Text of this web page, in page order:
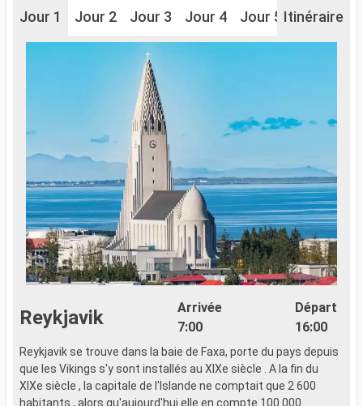
Jour 1 Jour 2 Jour 3 Jour 4 Jour 5 Jour 6
Itinéraire
Reykjavik
Arrivée
7:00
Départ
16:00
Reykjavik se trouve dans la baie de Faxa, porte du pays depuis
que les Vikings s'y sont installés au XIXe siècle . A la fin du
XIXe siècle , la capitale de l'Islande ne comptait que 2 600
habitants , alors qu'aujourd'hui elle en compte 100 000.